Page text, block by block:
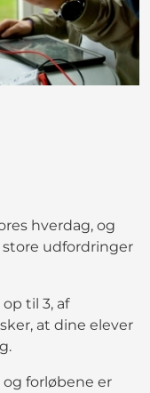
hverdag, og
udfordringer
til 3, af
at dine elever
forløbene er